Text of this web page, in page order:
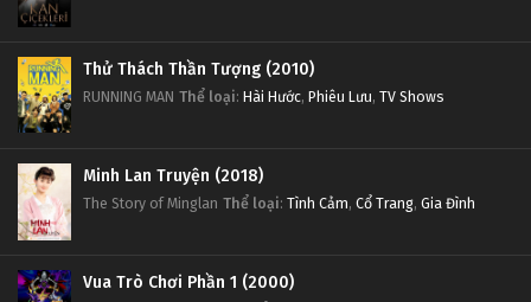
Thử Thách Thần Tượng (2010)
RUNNING MAN Thể loại: Hài Hước, Phiêu Lưu, TV Shows
Minh Lan Truyện (2018)
The Story of Minglan Thể loại: Tình Cảm, Cổ Trang, Gia Đình
Vua Trò Chơi Phần 1 (2000)